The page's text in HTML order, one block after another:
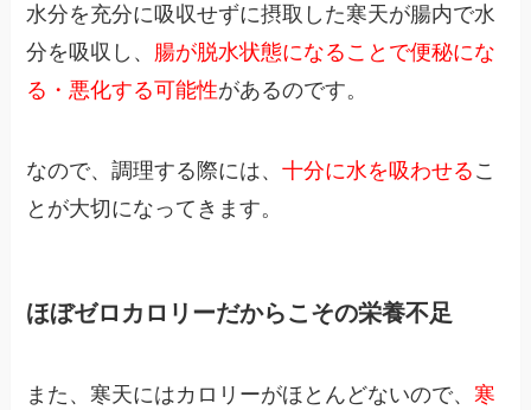
水分を充分に吸収せずに摂取した寒天が腸内で水
分を吸収し、 腸が脱水状態になることで便秘にな
る・悪化する可能性があるのです。
なので、調理する際には、十分に水を吸わせる こ
とが大切になってきます。
ほぼゼロカロリーだからこその栄養不足
また、寒天にはカロリーがほとんどないので、寒